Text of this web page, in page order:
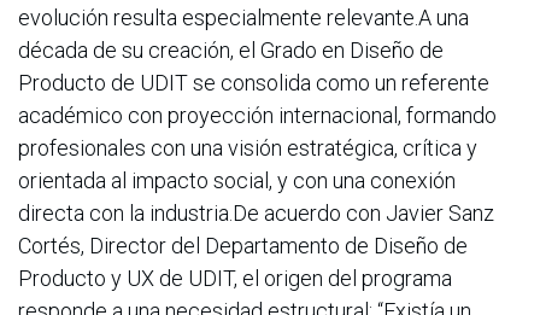
evolución resulta especialmente relevante.A una
década de su creación, el Grado en Diseño de
Producto de UDIT se consolida como un referente
académico con proyección internacional, formando
profesionales con una visión estratégica, crítica y
orientada al impacto social, y con una conexión
directa con la industria.De acuerdo con Javier Sanz
Cortés, Director del Departamento de Diseño de
Producto y UX de UDIT, el origen del programa